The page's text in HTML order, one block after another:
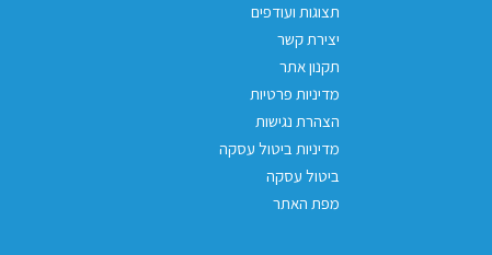
תצוגות ועודפים
יצירת קשר
תקנון אתר
מדיניות פרטיות
הצהרת נגישות
מדיניות ביטול עסקה
ביטול עסקה
מפת האתר